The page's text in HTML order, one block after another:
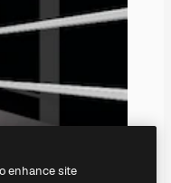
enhance site